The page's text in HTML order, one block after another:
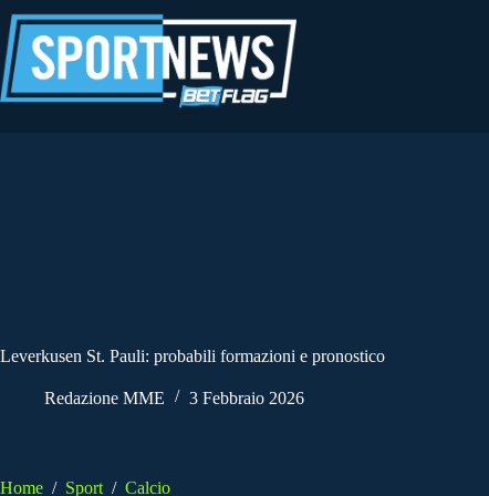
al
contenuto
Leverkusen St. Pauli: probabili formazioni e pronostico
Redazione MME 3 Febbraio 2026
Home / Sport / Calcio